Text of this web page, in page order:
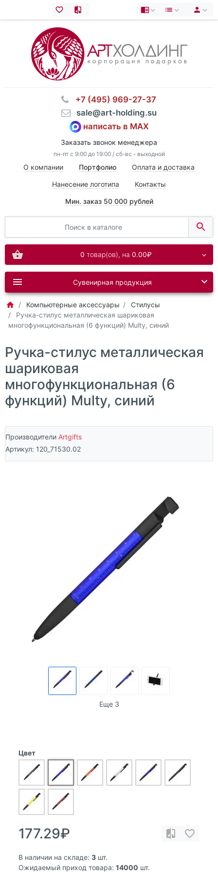
⠀+7 (495) 969-27-37
⠀sale@art-holding.su
написать в MAX
Заказать звонок менеджера
пн-пт с 9:00 до 19:00 / сб-вс - выходной
О компании Портфолио Оплата и доставка
Нанесение логотипа Контакты
Мин. заказ 50 000 рублей
0 товар(ов), на 0.00₽
Сувенирная продукция
Компьютерные аксессуары
Стилусы
Ручка-стилус металлическая шариковая
многофункциональная (6 функций) Multy, синий
Ручка-стилус металлическая
шариковая
многофункциональная (6
функций) Multy, синий
Производители Artgifts
Артикул: 120_71530.02
Еще 3
Цвет
177.29₽
В наличии на складе: 3 шт.
Ожидаемый приход товара: 14000 шт.